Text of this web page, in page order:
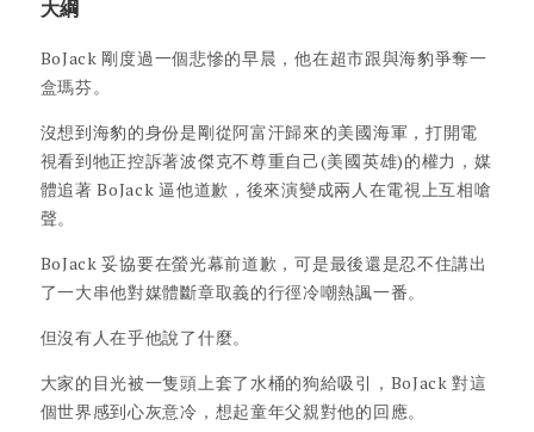
大綱
BoJack 剛度過一個悲慘的早晨，他在超市跟與海豹爭奪一
盒瑪芬。
沒想到海豹的身份是剛從阿富汗歸來的美國海軍，打開電
視看到牠正控訴著波傑克不尊重自己(美國英雄)的權力，媒
體追著 BoJack 逼他道歉，後來演變成兩人在電視上互相嗆
聲。
BoJack 妥協要在螢光幕前道歉，可是最後還是忍不住講出
了一大串他對媒體斷章取義的行徑冷嘲熱諷一番。
但沒有人在乎他說了什麼。
大家的目光被一隻頭上套了水桶的狗給吸引，BoJack 對這
個世界感到心灰意冷，想起童年父親對他的回應。